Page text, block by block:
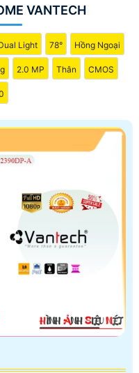
VANTECH
Light 78° Hồng Ngoại
2.0 MP Thân CMOS